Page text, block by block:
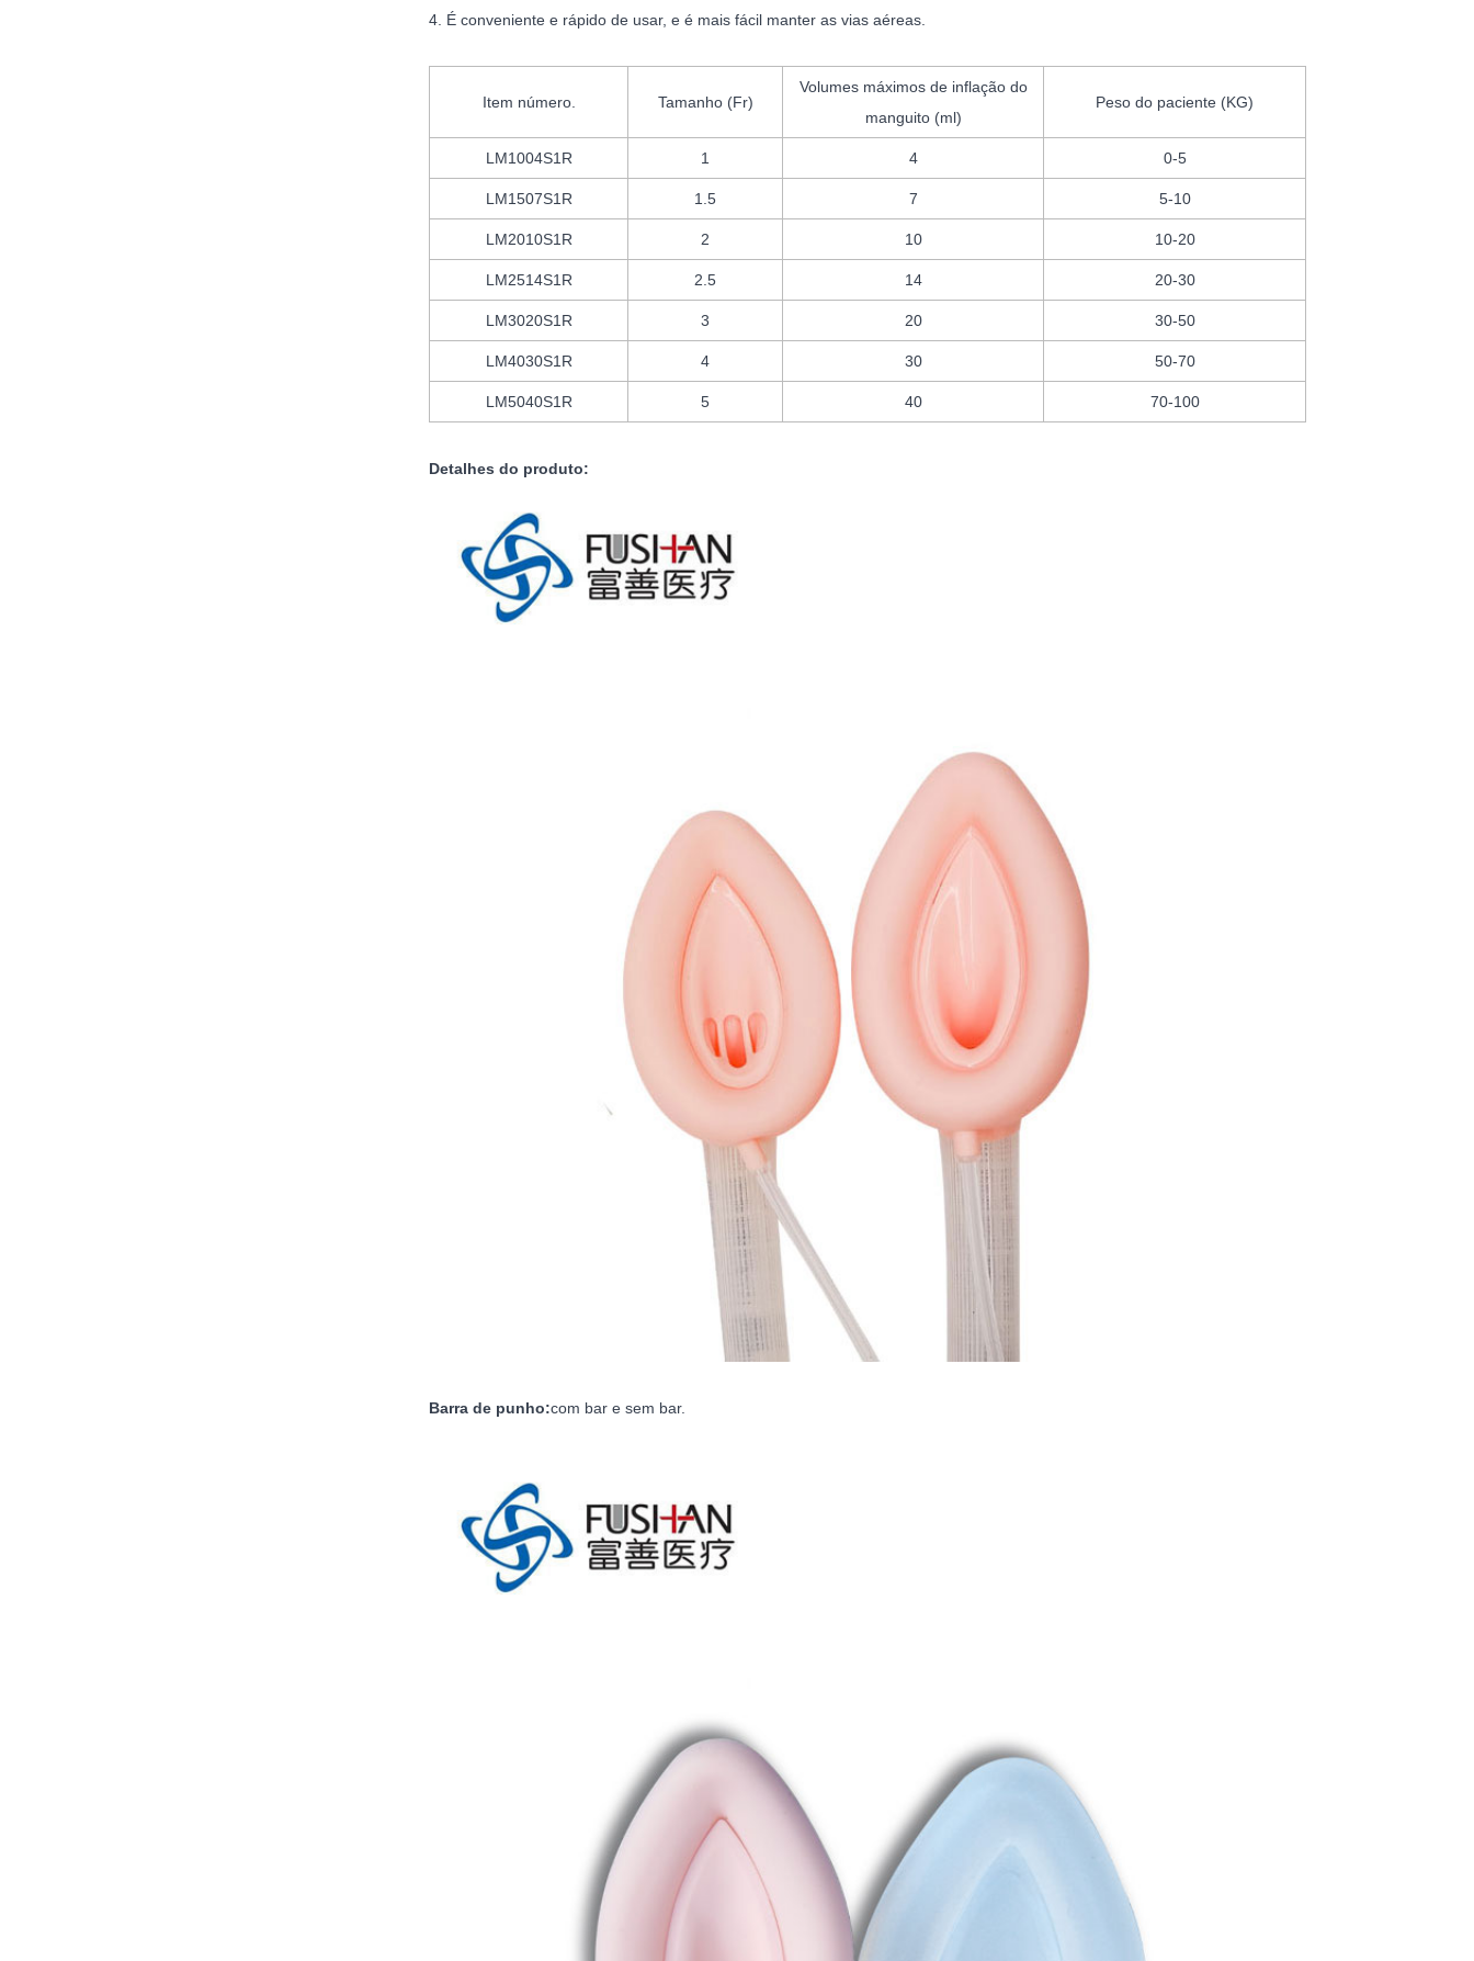
4. É conveniente e rápido de usar, e é mais fácil manter as vias aéreas.
Item número. Tamanho (Fr)
Volumes máximos de inflação do
manguito (ml)
Peso do paciente (KG)
LM1004S1R 1 4 0-5
LM1507S1R 1.5 7 5-10
LM2010S1R 2 10 10-20
LM2514S1R 2.5 14 20-30
LM3020S1R 3 20 30-50
LM4030S1R 4 30 50-70
LM5040S1R 5 40 70-100
Detalhes do produto:
Barra de punho:com bar e sem bar.